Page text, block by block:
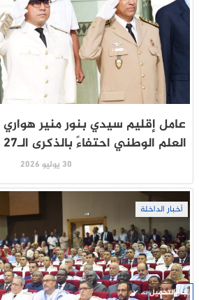
عامل إقليم سيدي بنور منير
العلم الوطني احتفاءً بالذكرى الـ27 لعيد العرش المجيد
30 يوليو 2026
أخبار الداخلة
جار التحميل ...